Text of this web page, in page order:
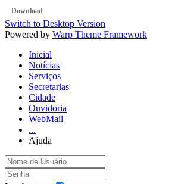
Download
Switch to Desktop Version
Powered by Warp Theme Framework
Inicial
Notícias
Serviços
Secretarias
Cidade
Ouvidoria
WebMail
...
Ajuda